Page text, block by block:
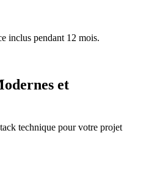
inclus pendant 12 mois.
et
technique pour votre projet